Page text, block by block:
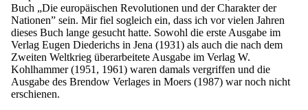
Buch „Die europäischen Revolutionen und der Charakter der
Nationen” sein. Mir fiel sogleich ein, dass ich vor vielen Jahren
dieses Buch lange gesucht hatte. Sowohl die erste Ausgabe im
Verlag Eugen Diederichs in Jena (1931) als auch die nach dem
Zweiten Weltkrieg überarbeitete Ausgabe im Verlag W.
Kohlhammer (1951, 1961) waren damals vergriffen und die
Ausgabe des Brendow Verlages in Moers (1987) war noch nicht
erschienen.